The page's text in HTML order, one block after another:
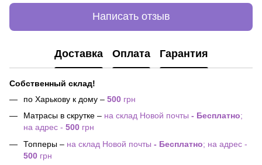
Написать отзыв
Доставка Оплата Гарантия
Собственный склад!
по Харькову к дому – 500 грн
Матрасы в скрутке – на склад Новой почты - Бесплатно;
на адрес - 500 грн
Топперы – на склад Новой почты - Бесплатно; на адрес -
500 грн